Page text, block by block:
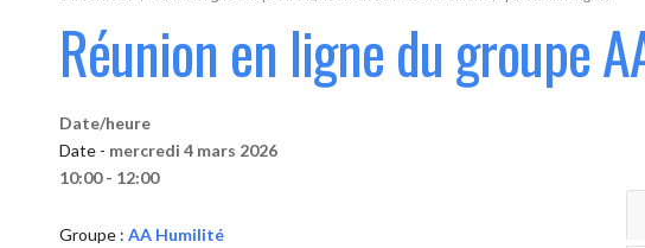
Réunion en ligne du groupe
Date/heure
Date - mercredi 4 mars 2026
10:00 - 12:00
Groupe : AA Humilité